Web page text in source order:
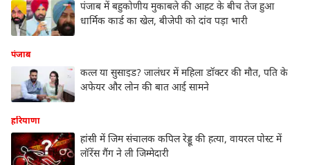
पंजाब में बहुकोणीय मुकाबले की आहट के बीच तेज हुआ
धार्मिक कार्ड का खेल, बीजेपी को दांव पड़ा भारी
पंजाब
कत्ल या सुसाइड? जालंधर में महिला डॉक्टर की मौत, पति के
अफेयर और लोन की बात आई सामने
हरियाणा
हांसी में जिम संचालक कपिल रेड्डू की हत्या, वायरल पोस्ट में
लॉरेंस गैंग ने ली जिम्मेदारी